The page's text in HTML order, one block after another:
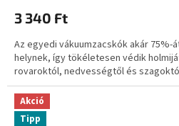
3 340 Ft
Az egyedi vákuumzacskók akár 75%-
helynek, így tökéletesen védik
rovaroktól, nedvességtől és
Akció
Tipp